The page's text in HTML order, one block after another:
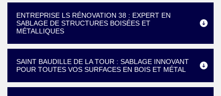
ENTREPRISE LS RÉNOVATION 38 : EXPERT EN
SABLAGE DE STRUCTURES BOISÉES ET
MÉTALLIQUES
SAINT BAUDILLE DE LA TOUR : SABLAGE INNOVANT
POUR TOUTES VOS SURFACES EN BOIS ET MÉTAL